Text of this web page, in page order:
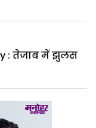
: तेजाब में झुलस